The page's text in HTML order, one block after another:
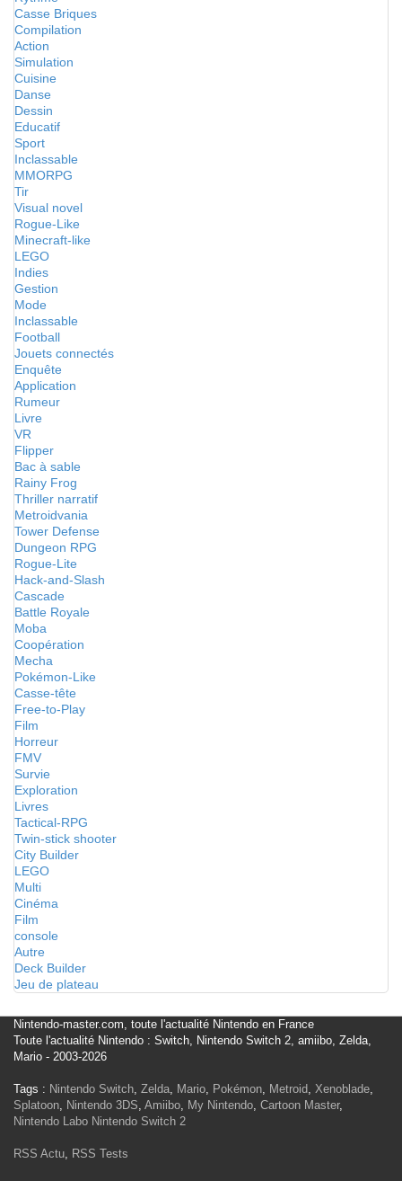
Casse Briques
Compilation
Action
Simulation
Cuisine
Danse
Dessin
Educatif
Sport
Inclassable
MMORPG
Tir
Visual novel
Rogue-Like
Minecraft-like
LEGO
Indies
Gestion
Mode
Inclassable
Football
Jouets connectés
Enquête
Application
Rumeur
Livre
VR
Flipper
Bac à sable
Rainy Frog
Thriller narratif
Metroidvania
Tower Defense
Dungeon RPG
Rogue-Lite
Hack-and-Slash
Cascade
Battle Royale
Moba
Coopération
Mecha
Pokémon-Like
Casse-tête
Free-to-Play
Film
Horreur
FMV
Survie
Exploration
Livres
Tactical-RPG
Twin-stick shooter
City Builder
LEGO
Multi
Cinéma
Film
console
Autre
Deck Builder
Jeu de plateau
Nintendo-master.com, toute l'actualité Nintendo en France
Toute l'actualité Nintendo : Switch, Nintendo Switch 2, amiibo, Zelda,
Mario - 2003-2026
Tags : Nintendo Switch, Zelda, Mario, Pokémon, Metroid, Xenoblade,
Splatoon, Nintendo 3DS, Amiibo, My Nintendo, Cartoon Master,
Nintendo Labo Nintendo Switch 2
RSS Actu, RSS Tests